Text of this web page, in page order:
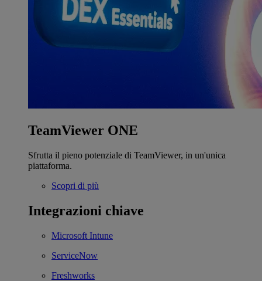
TeamViewer ONE
Sfrutta il pieno potenziale di TeamViewer, in un'unica
piattaforma.
Scopri di più
Integrazioni chiave
Microsoft Intune
ServiceNow
Freshworks